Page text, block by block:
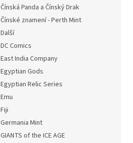
Čínská Panda a Čínský Drak
Čínské znamení - Perth Mint
Další
DC Comics
East India Company
Egyptian Gods
Egyptian Relic Series
Emu
Fiji
Germania Mint
GIANTS of the ICE AGE